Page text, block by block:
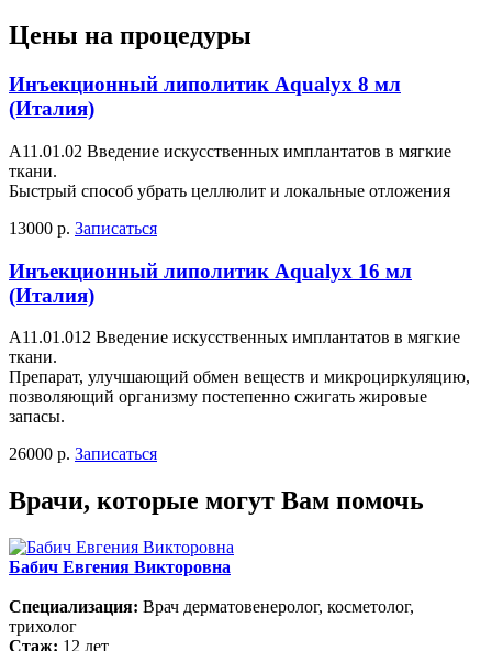
Цены на процедуры
Инъекционный липолитик Aqualyx 8 мл
(Италия)
А11.01.02 Введение искусственных имплантатов в мягкие
ткани.
Быстрый способ убрать целлюлит и локальные отложения
13000 р. Записаться
Инъекционный липолитик Aqualyx 16 мл
(Италия)
А11.01.012 Введение искусственных имплантатов в мягкие
ткани.
Препарат, улучшающий обмен веществ и микроциркуляцию,
позволяющий организму постепенно сжигать жировые
запасы.
26000 р. Записаться
Врачи, которые могут Вам помочь
Бабич Евгения Викторовна
Специализация: Врач дерматовенеролог, косметолог,
трихолог
Стаж: 12 лет